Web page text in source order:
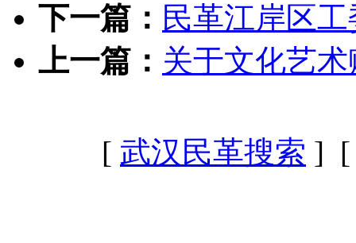
下一篇： 民革江岸区
上一篇： 关于文化艺
[ 武汉民革搜索 ]